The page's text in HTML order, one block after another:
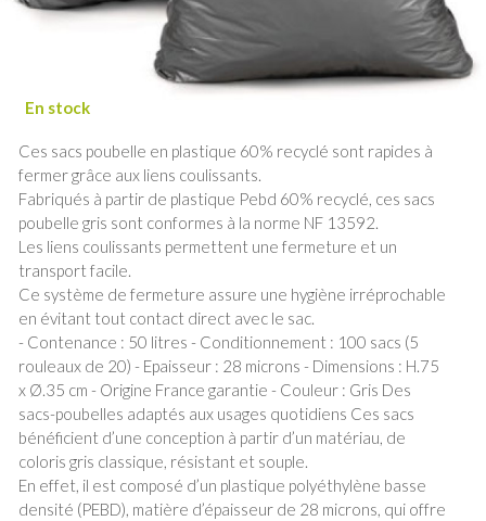
Ces sacs poubelle en plastique 60% recyclé sont rapides à
fermer grâce aux liens coulissants.
Fabriqués à partir de plastique Pebd 60% recyclé, ces sacs
poubelle gris sont conformes à la norme NF 13592.
Les liens coulissants permettent une fermeture et un
transport facile.
Ce système de fermeture assure une hygiène irréprochable
en évitant tout contact direct avec le sac.
- Contenance : 50 litres - Conditionnement : 100 sacs (5
rouleaux de 20) - Epaisseur : 28 microns - Dimensions : H.75
x Ø.35 cm - Origine France garantie - Couleur : Gris Des
sacs-poubelles adaptés aux usages quotidiens Ces sacs
bénéficient d’une conception à partir d’un matériau, de
coloris gris classique, résistant et souple.
En effet, il est composé d’un plastique polyéthylène basse
densité (PEBD), matière d’épaisseur de 28 microns, qui offre